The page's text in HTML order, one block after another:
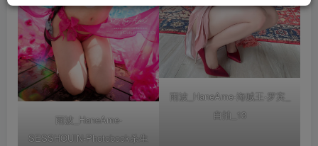
雨波_HaneAme-
SESSHOUIN-Photobook杀生
雨波_HaneAme-海贼王-罗宾_
自拍_13